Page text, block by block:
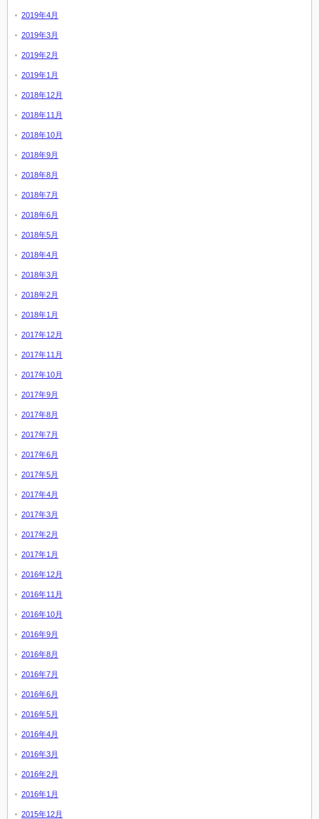
2019年4月
2019年3月
2019年2月
2019年1月
2018年12月
2018年11月
2018年10月
2018年9月
2018年8月
2018年7月
2018年6月
2018年5月
2018年4月
2018年3月
2018年2月
2018年1月
2017年12月
2017年11月
2017年10月
2017年9月
2017年8月
2017年7月
2017年6月
2017年5月
2017年4月
2017年3月
2017年2月
2017年1月
2016年12月
2016年11月
2016年10月
2016年9月
2016年8月
2016年7月
2016年6月
2016年5月
2016年4月
2016年3月
2016年2月
2016年1月
2015年12月